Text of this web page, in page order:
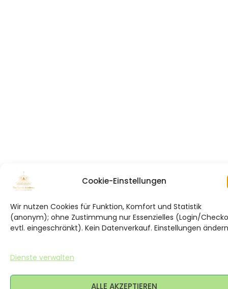
Cookie-Einstellungen
Wir nutzen Cookies für Funktion, Komfort und Statistik
(anonym); ohne Zustimmung nur Essenzielles (Login/
evtl. eingeschränkt). Kein Datenverkauf. Einstellungen
Dienste verwalten
ALLE AKZEPTIEREN